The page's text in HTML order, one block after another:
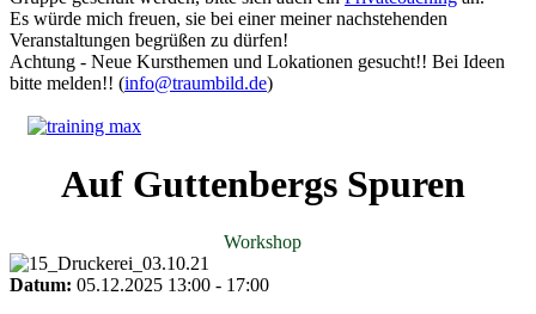
Es würde mich freuen, sie bei einer meiner nachstehenden
Veranstaltungen begrüßen zu dürfen!
Achtung - Neue Kursthemen und Lokationen gesucht!! Bei Ideen
bitte melden!! (info@traumbild.de)
Auf Guttenbergs Spuren
Workshop
Datum: 05.12.2025 13:00 - 17:00